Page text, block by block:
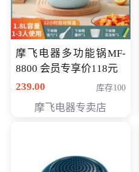
摩飞电器多功能锅MF-
8800 会员专享价118元
239.00
库存100
摩飞电器专卖店